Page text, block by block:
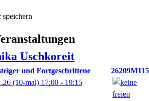
Uschkoreit
und Fortgeschrittene
26209M115
(10-mal) 17:00 - 19:15